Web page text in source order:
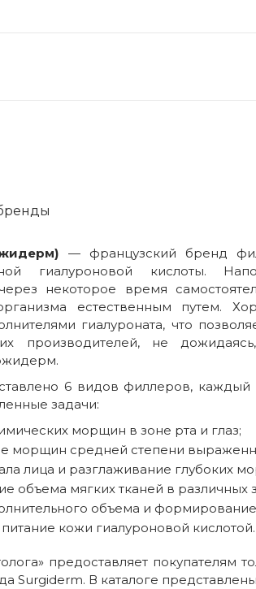
— французский бренд
гиалуроновой кислоты.
некоторое время
естественным путем.
гиалуроната, что
производителей, не
6 видов филлеров, каждый
задачи:
морщин в зоне рта и глаз;
морщин средней степени
лица и разглаживание глубоких
объема мягких тканей в различных
объема и формирование
кожи гиалуроновой кислотой.
предоставляет
Surgiderm. В каталоге